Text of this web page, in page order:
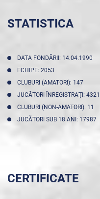
STATISTICA
DATA FONDĂRII: 14.04.1990
ECHIPE: 2053
CLUBURI (AMATORI): 147
JUCĂTORI ÎNREGISTRAŢI:
CLUBURI (NON-AMATORI): 11
JUCĂTORI SUB 18 ANI: 17987
CERTIFICATE